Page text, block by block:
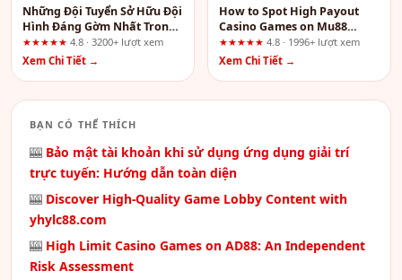
Những Đội Tuyển Sở Hữu Đội
Hình Đáng Gờm Nhất Trong
Làng Thể Thao Điện Tử
★★★★★ 4.8 · 3200+ lượt xem
Xem Chi Tiết →
How to Spot High Payout
Casino Games on Mu88
Before You Multiply Your
Bets
★★★★★ 4.8 · 1996+ lượt xem
Xem Chi Tiết →
BẠN CÓ THỂ THÍCH
🎰 Bảo mật tài khoản khi sử dụng ứng dụng giải trí
trực tuyến: Hướng dẫn toàn diện
🎰 Discover High-Quality Game Lobby Content with
yhylc88.com
🎰 High Limit Casino Games on AD88: An Independent
Risk Assessment